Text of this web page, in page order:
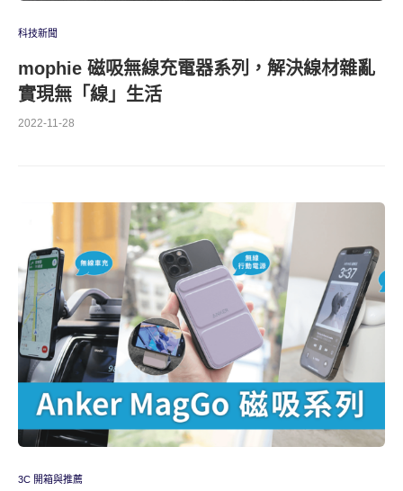
科技新聞
mophie 磁吸無線充電器系列，解決線材雜亂
實現無「線」生活
2022-11-28
3C 開箱與推薦